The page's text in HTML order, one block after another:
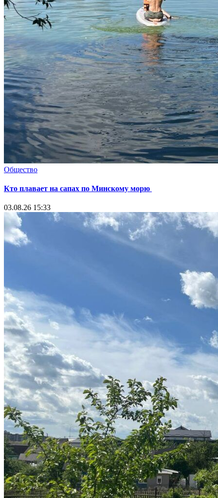
Общество
Кто плавает на сапах по Минскому морю
03.08.26 15:33